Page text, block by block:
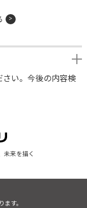
さい。今後の内容検
未来を描く
す。